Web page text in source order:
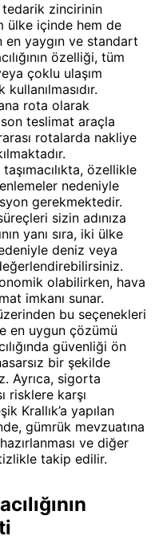
tedarik zincirinin
ülke içinde hem de
en yaygın ve standart
özelliği, tüm
çoklu ulaşım
rota olarak
teslimat araçla
rotalarda nakliye
özellikle
nedeniyle
gerekmektedir.
sizin adınıza
yanı sıra, iki ülke
deniz veya
olabilirken, hava
imkanı sunar.
bu seçenekleri
en uygun çözümü
güvenliği ön
bir şekilde
Ayrıca, sigorta
risklere karşı
Krallık’a yapılan
gümrük mevzuatına
ve diğer
takip edilir.